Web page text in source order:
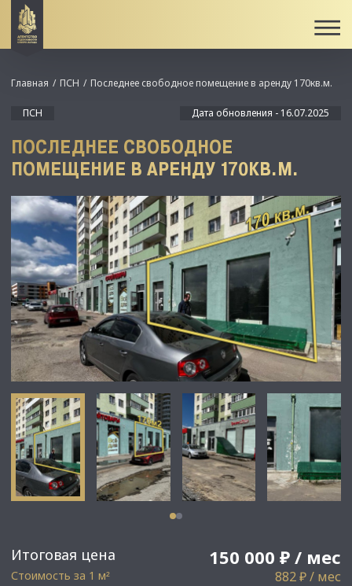
Итоговая цена 150 000 ₽ / мес
Стоимость за 1 м² 882 ₽ / мес
Главная ПСН Последнее свободное помещение в аренду 170кв.м.
ПСН Дата обновления - 16.07.2025
ПОСЛЕДНЕЕ СВОБОДНОЕ
ПОМЕЩЕНИЕ В АРЕНДУ 170КВ.М.